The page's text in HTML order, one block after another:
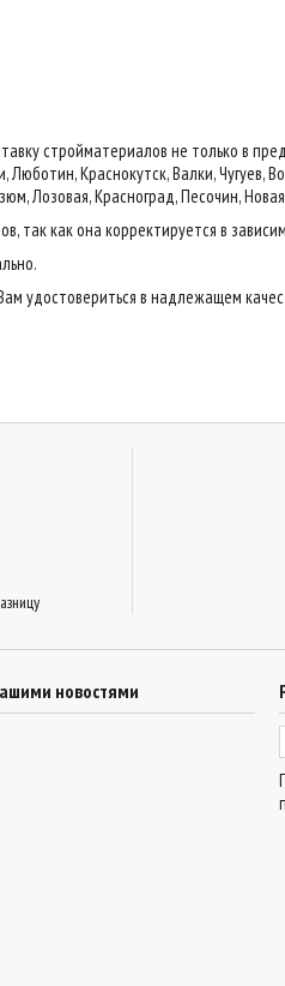
стройматериалов не только в
Краснокутск, Валки, Чугуев,
Лозовая, Красноград, Песочин,
так как она корректируется в
удостовериться в надлежащем
новостями